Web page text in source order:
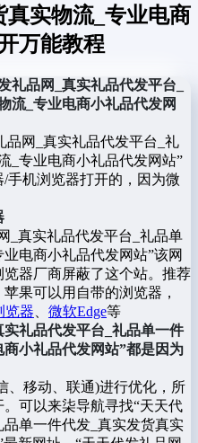
实物流_专业电商
万能教程
礼品网_真实礼品代发平台_
流_专业电商小礼品代发网
品网_真实礼品代发平台_礼
_专业电商小礼品代发网站”
手机浏览器打开的，因为微
_真实礼品代发平台_礼品单
电商小礼品代发网站”该网
器厂商屏蔽了这个站。推荐
果可以用自带的浏览器，
览器 微软Edge等
礼品代发平台_礼品单一件
小礼品代发网站”都是因为
、移动、联通)进行优化，所
可以来柒导航寻找“天天代
单一件代发_真实发货真实